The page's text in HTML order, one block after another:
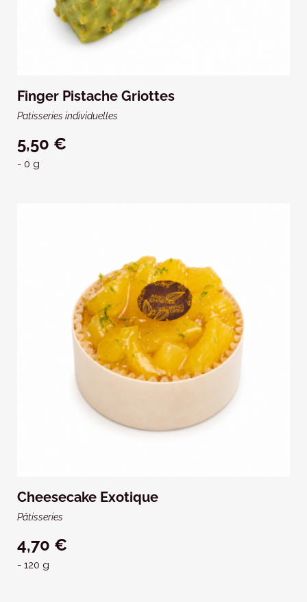
Finger Pistache Griottes
Patisseries individuelles
5,50 €
- 0 g
Cheesecake Exotique
Pâtisseries
4,70 €
- 120 g